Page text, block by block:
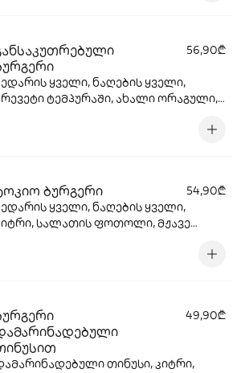
56,90₾
ყველი, ნაღების ყველი,
ტემპურაში, ახალი ორაგული,
ბურგერი
54,90₾
ყველი, ნაღების ყველი,
სალათის ფოთოლი, მჟავე
49,90₾
თინუსი, კიტრი,